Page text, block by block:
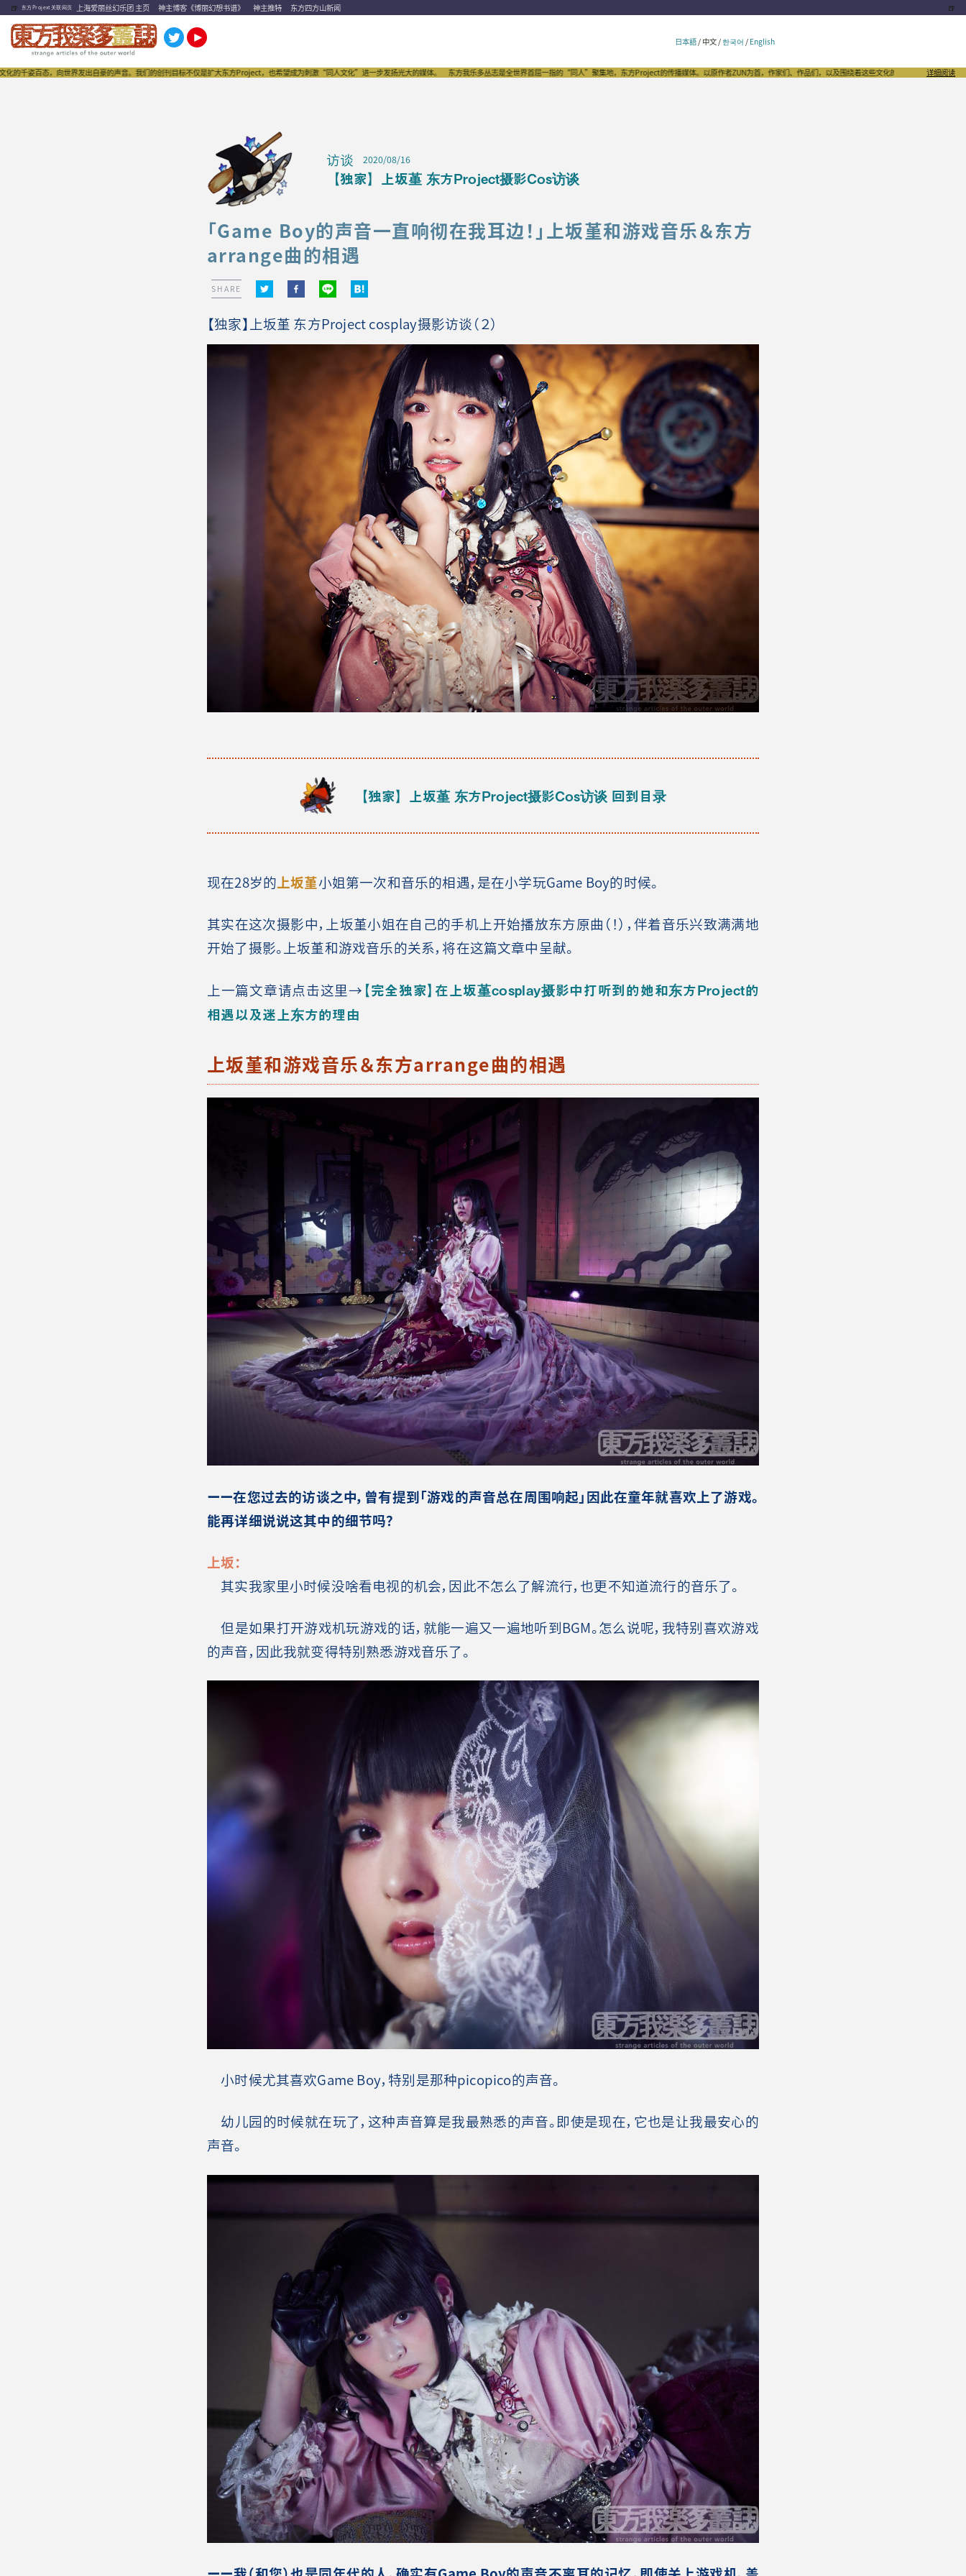
🍺 东方Projext关联网页 上海爱丽丝幻乐团 主页 神主博客《博丽幻想书谱》 神主推特 东方四方山新闻 🍺
日本語/ 中文/한국어 / English
世界发出自豪的声音。我们的创刊目标不仅是扩大东方Project，也希望成为刺激“同人文化”进一步发扬光大的媒体。 东方我乐多丛志是全世界首屈一指的“同人”聚集地，东方Project的传播媒体。以原作者ZUN为首，作家们、作品们，以及围绕着这些文化的千姿百态，向世界发出自豪的声音
详细阅读
访谈 2020/08/16
【独家】上坂堇 东方Project摄影Cos访谈
「Game Boy的声音一直响彻在我耳边！」上坂堇和游戏音乐＆东方
arrange曲的相遇
SHARE
【独家】上坂堇 东方Project cosplay摄影访谈（２）
【独家】上坂堇 东方Project摄影Cos访谈 回到目录
现在28岁的上坂堇小姐第一次和音乐的相遇，是在小学玩Game Boy的时候。
其实在这次摄影中，上坂堇小姐在自己的手机上开始播放东方原曲（！），伴着音乐兴致满满地
开始了摄影。上坂堇和游戏音乐的关系，将在这篇文章中呈献。
上一篇文章请点击这里→ 【完全独家】在上坂堇cosplay摄影中打听到的她和东方Project的
相遇以及迷上东方的理由
上坂堇和游戏音乐＆东方arrange曲的相遇
ーー在您过去的访谈之中，曾有提到「游戏的声音总在周围响起」因此在童年就喜欢上了游戏。
能再详细说说这其中的细节吗？
上坂：
其实我家里小时候没啥看电视的机会，因此不怎么了解流行，也更不知道流行的音乐了。
但是如果打开游戏机玩游戏的话，就能一遍又一遍地听到BGM。怎么说呢，我特别喜欢游戏
的声音，因此我就变得特别熟悉游戏音乐了。
小时候尤其喜欢Game Boy，特别是那种picopico的声音。
幼儿园的时候就在玩了，这种声音算是我最熟悉的声音。即使是现在，它也是让我最安心的
声音。